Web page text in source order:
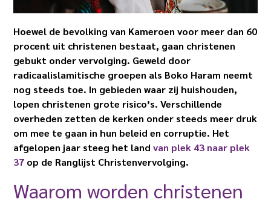
Hoewel de bevolking van Kameroen voor meer dan 60
procent uit christenen bestaat, gaan christenen
gebukt onder vervolging. Geweld door
radicaalislamitische groepen als Boko Haram neemt
nog steeds toe. In gebieden waar zij huishouden,
lopen christenen grote risico’s.Verschillende
overheden zetten de kerken onder steeds meer druk
om mee te gaan in hun beleid en corruptie. Het
afgelopen jaar steeg het landvan plek 43 naar plek
37 op de Ranglijst Christenvervolging.
Waarom worden christenen